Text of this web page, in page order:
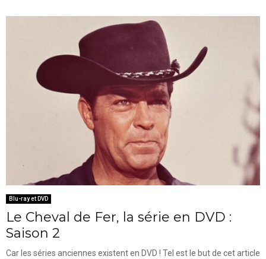
Blu-ray et DVD
Le Cheval de Fer, la série en DVD :
Saison 2
Car les séries anciennes existent en DVD ! Tel est le but de cet article